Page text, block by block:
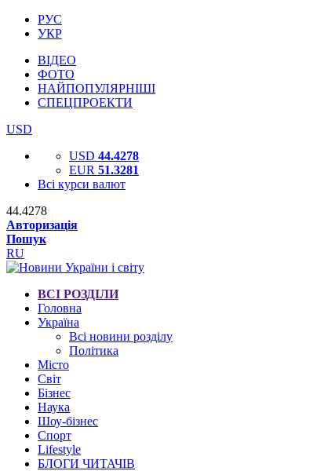
РУС
УКР
ВІДЕО
ФОТО
НАЙПОПУЛЯРНІШІ
СПЕЦПРОЕКТИ
USD
USD 44.4278
EUR 51.3281
Всі курси валют
44.4278
Авторизація
Пошук
RU
ВСІ РОЗДІЛИ
Головна
Україна
Всі новини розділу
Політика
Місто
Світ
Бізнес
Наука
Шоу-бізнес
Спорт
Lifestyle
БЛОГИ ЧИТАЧІВ